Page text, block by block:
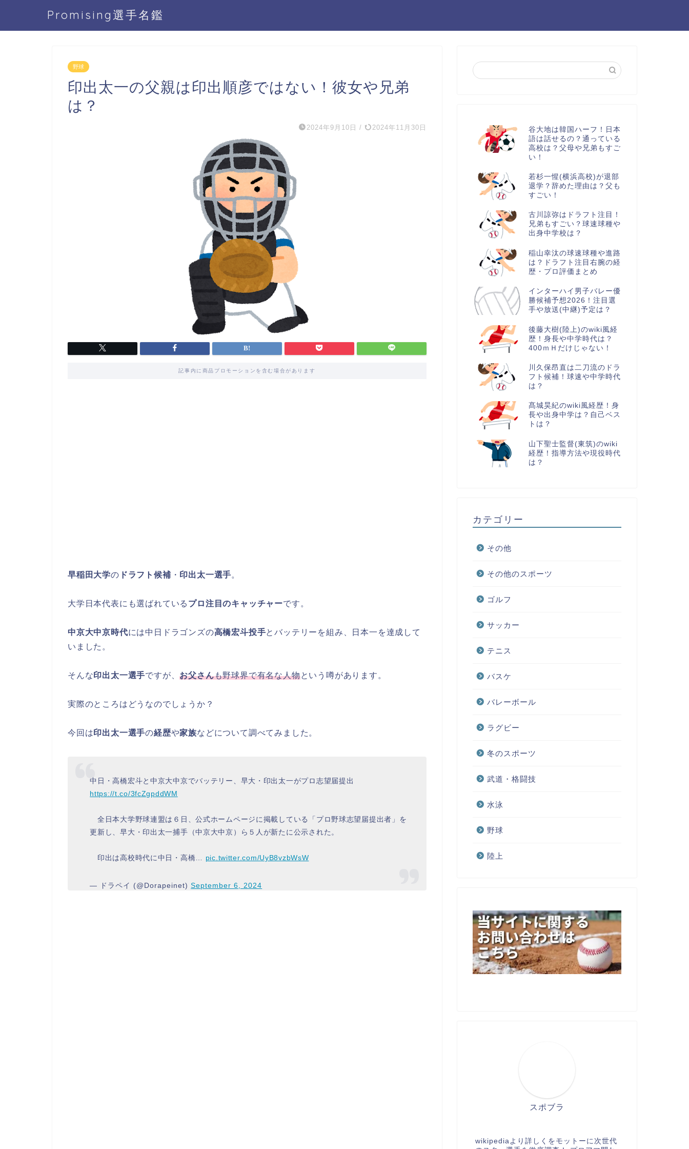
Promising選手名鑑
野球
印出太一の父親は印出順彦ではない！彼女や兄弟
は？
2024年9月10日 / 2024年11月30日
記事内に商品プロモーションを含む場合があります
早稲田大学の ドラフト候補 ・ 印出太一選手。
大学日本代表にも選ばれている プロ注目のキャッチャーです。
中京大中京時代には中日ドラゴンズの高橋宏斗投手とバッテリーを組み、日本一を達成して
いました。
そんな 印出太一選手ですが、お父さんも野球界で有名な人物という噂があります。
実際のところはどうなのでしょうか？
今回は 印出太一選手の経歴や家族などについて調べてみました。
中日・高橋宏斗と中京大中京でバッテリー、早大・印出太一がプロ志望届提出
https://t.co/3fcZgpddWM
全日本大学野球連盟は６日、公式ホームページに掲載している「プロ野球志望届提出者」を
更新し、早大・印出太一捕手（中京大中京）ら５人が新たに公示された。
印出は高校時代に中日・高橋… pic.twitter.com/UyB8vzbWsW
— ドラペイ (@Dorapeinet)September 6, 2024
谷大地は韓国ハーフ！日本
語は話せるの？通っている
高校は？父母や兄弟もすご
い！
若杉一惺(横浜高校)が退部
退学？辞めた理由は？父も
すごい！
古川諒弥はドラフト注目！
兄弟もすごい？球速球種や
出身中学校は？
稲山幸汰の球速球種や進路
は？ドラフト注目右腕の経
歴・プロ評価まとめ
インターハイ男子バレー優
勝候補予想2026！注目選
手や放送(中継)予定は？
後藤大樹(陸上)のwiki風経
歴！身長や中学時代は？
400ｍＨだけじゃない！
川久保昂直は二刀流のドラ
フト候補！球速や中学時代
は？
髙城昊紀のwiki風経歴！身
長や出身中学は？自己ベス
トは？
山下聖士監督(東筑)のwiki
経歴！指導方法や現役時代
は？
カテゴリー
その他
その他のスポーツ
ゴルフ
サッカー
テニス
バスケ
バレーボール
ラグビー
冬のスポーツ
武道・格闘技
水泳
野球
陸上
スポブラ
wikipediaより詳しくをモットーに次世代